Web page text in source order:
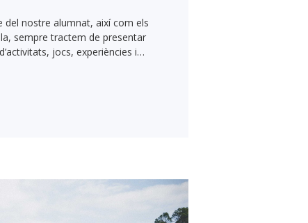
del nostre alumnat, així com els
sempre tractem de presentar
jocs, experiències i…